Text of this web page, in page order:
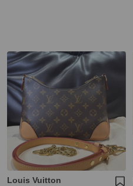
Louis Vuitton